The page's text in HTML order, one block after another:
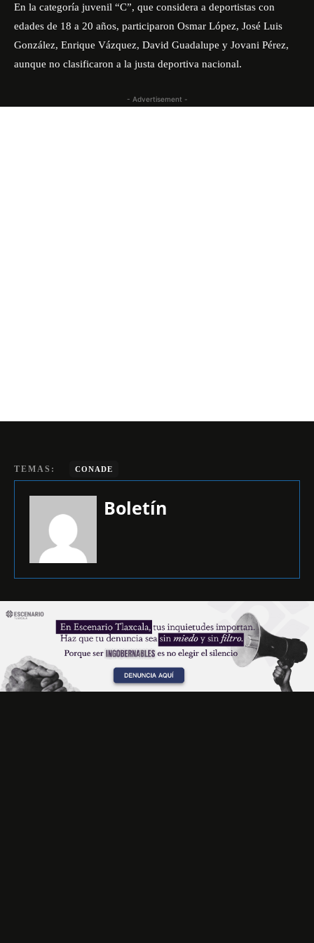
En la categoría juvenil “C”, que considera a deportistas con
edades de 18 a 20 años, participaron Osmar López, José Luis
González, Enrique Vázquez, David Guadalupe y Jovani Pérez,
aunque no clasificaron a la justa deportiva nacional.
- Advertisement -
TEMAS: CONADE
Boletín